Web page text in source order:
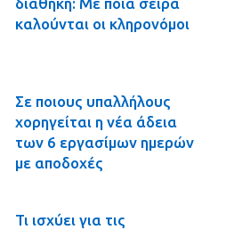
καλούνται οι κληρονόμοι
Σε ποιους υπαλλήλους
χορηγείται η νέα άδεια
των 6 εργασίμων ημερών
με αποδοχές
Τι ισχύει για τις